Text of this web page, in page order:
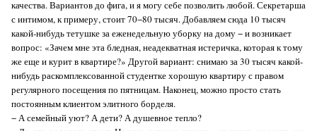
качества. Вариантов до фига, и я могу себе позволить любой. Секретарша
с интимом, к примеру, стоит 70−80 тысяч. Добавляем сюда 10 тысяч
какой-нибудь тетушке за еженедельную уборку на дому − и возникает
вопрос: «Зачем мне эта бледная, неадекватная истеричка, которая к тому
же еще и курит в квартире?» Другой вариант: снимаю за 30 тысяч какой-
нибудь раскомплексованной студентке хорошую квартиру с правом
регулярного посещения по пятницам. Наконец, можно просто стать
постоянным клиентом элитного борделя.
− А семейный уют? А дети? А душевное тепло?